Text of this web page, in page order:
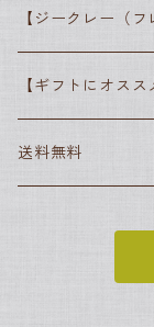
ジャン＝フラン
エドガー・ドガ
ポール・セザンヌ
ヨハネス・フェルメ
アルフレッド・シス
エドゥアール・マネ
ポスト印象派
ジョルジュ・スーラ
フィンセント・ファ
抽象派
グスタフ・クリムト
素朴派
ジャック＝ルイ・ダ
アールヌーヴォー
● シマザキミユ
【ジークレー（
【ギフトにオスス
送料無料